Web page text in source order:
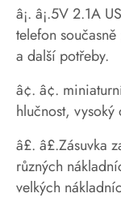
â¡. â¡.5V 2.1A
telefon
a další potřeby.
â¢. â¢.
hlučnost,
â£. â£.Zásuvka
různých
velkých